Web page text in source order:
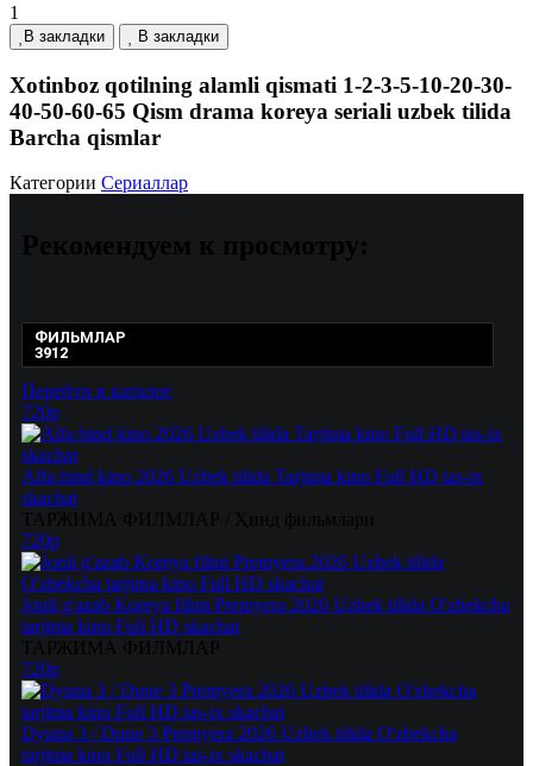
1
В закладки В закладки
Xotinboz qotilning alamli qismati 1-2-3-5-10-20-30-
40-50-60-65 Qism drama koreya seriali uzbek tilida
Barcha qismlar
Категории Сериаллар
ФИЛЬМЛАР
3912
Перейти в каталог
720p
Alfa hind kino 2026 Uzbek tilida Tarjima kino Full HD tas-ix
skachat
720p
Jonli g'azab Koreya filmi Premyera 2026 Uzbek tilida O'zbekcha
tarjima kino Full HD skachat
720p
Dyuna 3 / Dune 3 Premyera 2026 Uzbek tilida O'zbekcha
tarjima kino Full HD tas-ix skachat